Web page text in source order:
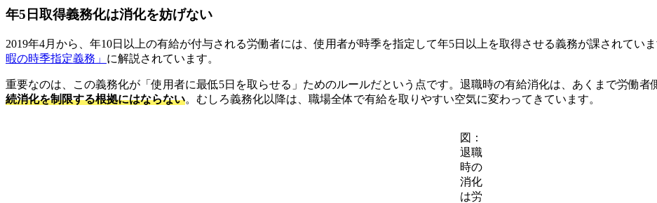
年5日取得義務化は消化を妨げない
2019年4月から、年10日以上の有給が付与される労働者には、使用者が時季を指定して年5日以上を取得させる義務が課されてい
暇の時季指定義務」 に解説されています。
重要なのは、この義務化が「使用者に最低5日を取らせる」ためのルールだという点です。退職時の有給消化は、あくまで労働者
続消化を制限する根拠にはならない。むしろ義務化以降は、職場全体で有給を取りやすい空気に変わってきています。
図：
退職
時の
消化
は労